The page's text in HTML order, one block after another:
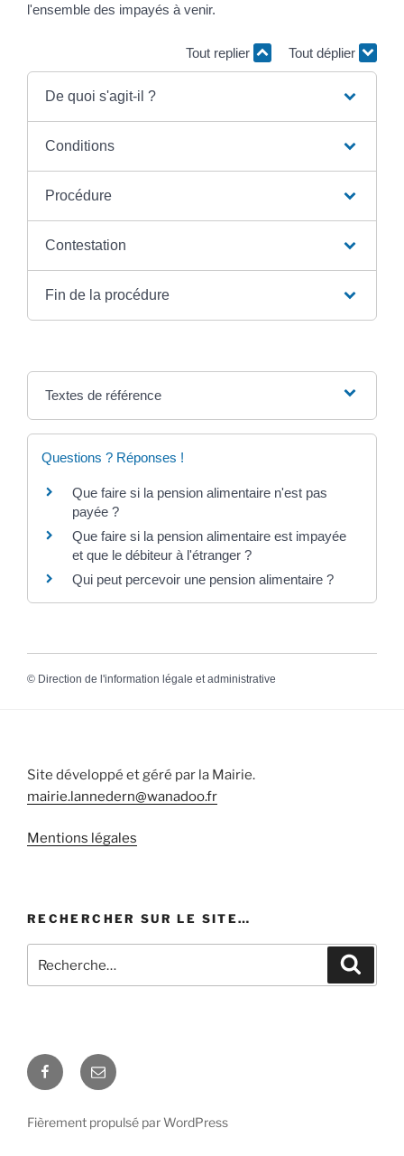
l'ensemble des impayés à venir.
Tout replier Tout déplier
De quoi s'agit-il ?
Conditions
Procédure
Contestation
Fin de la procédure
Textes de référence
Questions ? Réponses !
Que faire si la pension alimentaire n'est pas
payée ?
Que faire si la pension alimentaire est impayée
et que le débiteur à l'étranger ?
Qui peut percevoir une pension alimentaire ?
© Direction de l'information légale et administrative
Site développé et géré par la Mairie.
mairie.lannedern@wanadoo.fr
Mentions légales
RECHERCHER SUR LE SITE…
pour
Facebook
E-
mail
Fièrement propulsé par WordPress